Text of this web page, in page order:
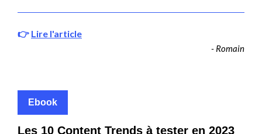
👉 Lire l'article
- Romain
Ebook
Les 10 Content Trends à tester en 2023